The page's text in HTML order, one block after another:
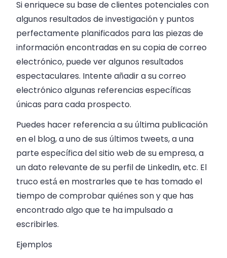
Si enriquece su base de clientes potenciales con
algunos resultados de investigación y puntos
perfectamente planificados para las piezas de
información encontradas en su copia de correo
electrónico, puede ver algunos resultados
espectaculares. Intente añadir a su correo
electrónico algunas referencias específicas
únicas para cada prospecto.
Puedes hacer referencia a su última publicación
en el blog, a uno de sus últimos tweets, a una
parte específica del sitio web de su empresa, a
un dato relevante de su perfil de LinkedIn, etc. El
truco está en mostrarles que te has tomado el
tiempo de comprobar quiénes son y que has
encontrado algo que te ha impulsado a
escribirles.
Ejemplos